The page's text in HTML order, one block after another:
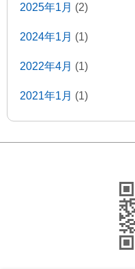
2025年1月 (2)
2024年1月 (1)
2022年4月 (1)
2021年1月 (1)
2020年1月(2)